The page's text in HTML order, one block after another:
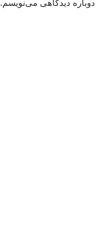
دوباره دیدگاهی می‌نویسم.